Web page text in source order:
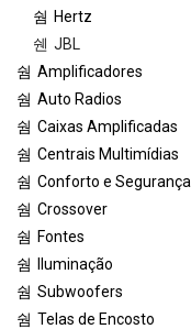
Hertz
JBL
Amplificadores
Auto Radios
Caixas Amplificadas
Centrais Multimídias
Conforto e Segurança
Crossover
Fontes
Iluminação
Subwoofers
Telas de Encosto